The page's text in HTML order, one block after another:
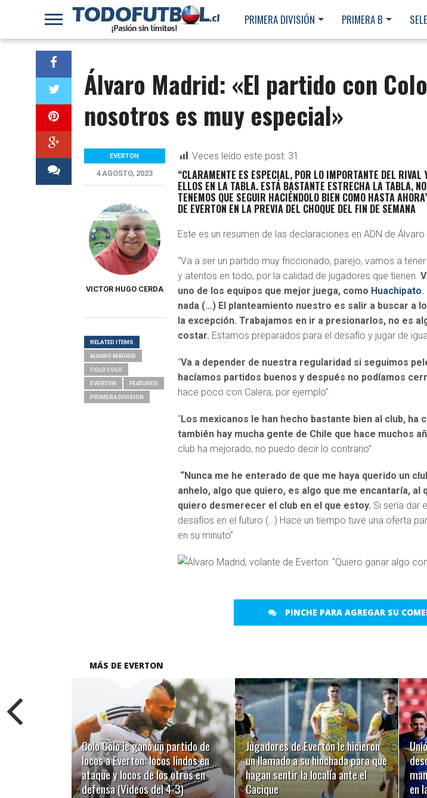
PRIMERA DIVISIÓN PRIMERA B
Álvaro Madrid: «El partido con
nosotros es muy especial»
Veces leído este post: 31
“CLARAMENTE ES ESPECIAL, POR LO IMPORTANTE DEL RIVAL
ELLOS EN LA TABLA. ESTÁ BASTANTE ESTRECHA LA TABLA,
TENEMOS QUE SEGUIR HACIÉNDOLO BIEN COMO HASTA
DE EVERTON EN LA PREVIA DEL CHOQUE DEL FIN DE SEMANA
Este es un resumen de las declaraciones en ADN de Álvaro
“Va a ser un partido muy friccionado, parejo, vamos a
y atentos en todo, por la calidad de jugadores que tienen.
uno de los equipos que mejor juega, como Huachipato.
nada (…) El planteamiento nuestro es salir a buscar a
la excepción. Trabajamos en ir a presionarlos, no es
costar. Estamos preparados para el desafío y jugar de
“Va a depender de nuestra regularidad si seguimos
hacíamos partidos buenos y después no podíamos
hace poco con Calera, por ejemplo”.
“Los mexicanos le han hecho bastante bien al club, ha
también hay mucha gente de Chile que hace muchos
club ha mejorado, no puedo decir lo contrario”
“Nunca me he enterado de que me haya querido un
anhelo, algo que quiero, es algo que me encantaría, al
quiero desmerecer el club en el que estoy. Si sería dar
desafíos en el futuro (…) Hace un tiempo tuve una oferta
en su minuto”
PINCHE PARA AGREGAR SU
EVERTON
4 AGOSTO, 2023
VICTOR HUGO CERDA
RELATED ITEMS
ALVARO MADRID
COLO COLO
EVERTON FEATURED
PRIMERA DIVISIÓN
MÁS DE EVERTON
Colo Colo le ganó un partido de
locos a Everton: locos lindos en
ataque y locos de los otros en
defensa (Videos del 4-3)
LEER MÁS
Jugadores de Everton le hicieron
un llamado a su hinchada para que
hagan sentir la localía ante el
Cacique
LEER MÁS
en